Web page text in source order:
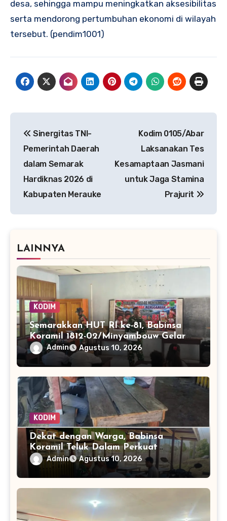
desa, sehingga mampu meningkatkan aksesibilitas
serta mendorong pertumbuhan ekonomi di wilayah
tersebut. (pendim1001)
pos
Sinergitas TNI-
Pemerintah Daerah
dalam Semarak
Hardiknas 2026 di
Kabupaten Merauke
Kodim 0105/Abar
Laksanakan Tes
Kesamaptaan Jasmani
untuk Jaga Stamina
Prajurit
LAINNYA
KODIM
Semarakkan HUT RI ke-81, Babinsa
Koramil 1812-02/Minyambouw Gelar
Aksi Peduli dan Lomba Menggambar
di Kampung Imbrekti
Admin Agustus 10, 2026
KODIM
Dekat dengan Warga, Babinsa
Koramil Teluk Dalam Perkuat
Pembinaan Wilayah Simeulue
Admin Agustus 10, 2026